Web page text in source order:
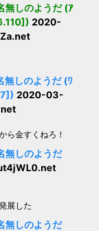
無しのようだ (ｱ
2020-
無しのようだ (ﾜ
2020-03-
ら金すくねろ！
無しのようだ
展した
無しのようだ